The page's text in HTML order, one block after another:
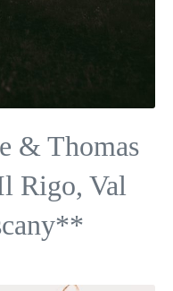
& Thomas
Rigo, Val